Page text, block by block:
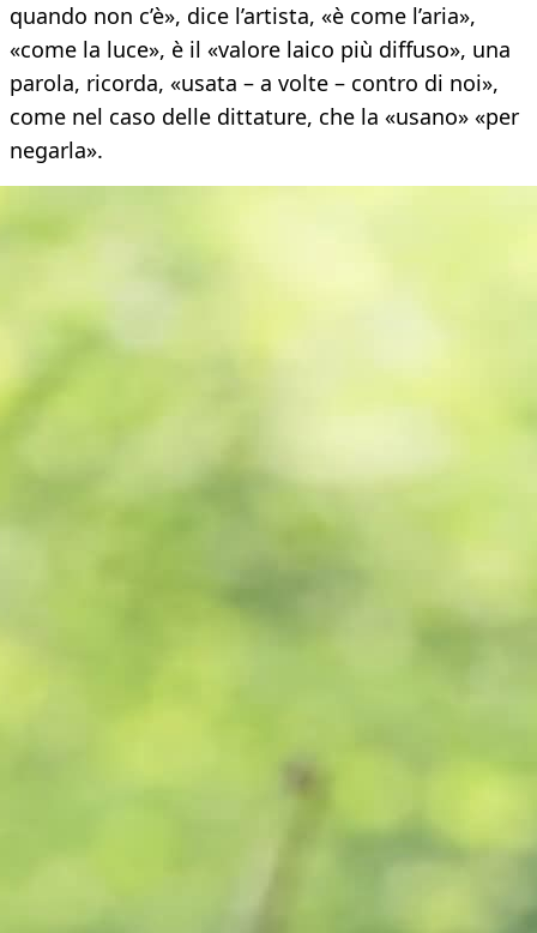
quando non c’è», dice l’artista, «è come l’aria»,
«come la luce», è il «valore laico più diffuso», una
parola, ricorda, «usata – a volte – contro di noi»,
come nel caso delle dittature, che la «usano» «per
negarla».